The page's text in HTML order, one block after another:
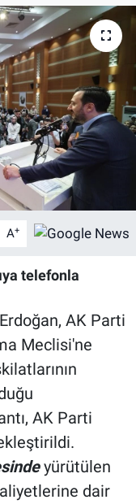
A+
telefonla
AK Parti
Meclisi'ne
AK Parti
yürütülen
dair